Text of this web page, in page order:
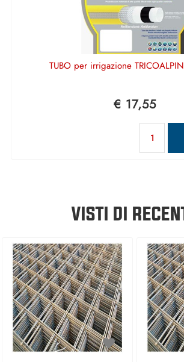
TUBO per irrigazione
€ 17,55
VISTI DI